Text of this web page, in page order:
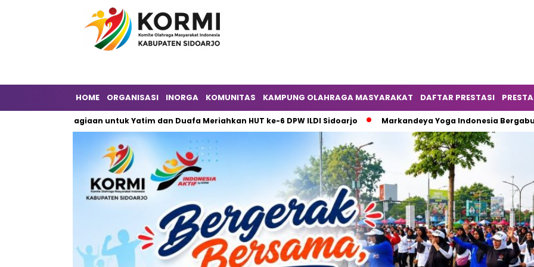
HOME ORGANISASI INORGA KOMUNITAS KAMPUNG OLAHRAGA MASYARAKAT DAFTAR PRESTASI
Kebahagiaan untuk Yatim dan Duafa Meriahkan HUT ke-6 DPW ILDI Sidoarjo Markandeya Yoga Indonesia Bergabung